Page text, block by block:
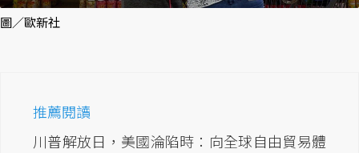
圖／歐新社
推薦閱讀
川普解放日，美國淪陷時：向全球自由貿易體